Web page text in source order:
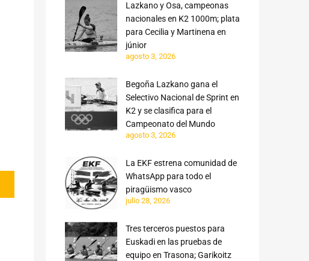
Lazkano y Osa, campeonas
nacionales en K2 1000m; plata
para Cecilia y Martinena en
júnior
agosto 3, 2026
Begoña Lazkano gana el
Selectivo Nacional de Sprint en
K2 y se clasifica para el
Campeonato del Mundo
agosto 3, 2026
La EKF estrena comunidad de
WhatsApp para todo el
piragüismo vasco
julio 28, 2026
Tres terceros puestos para
Euskadi en las pruebas de
equipo en Trasona; Garikoitz